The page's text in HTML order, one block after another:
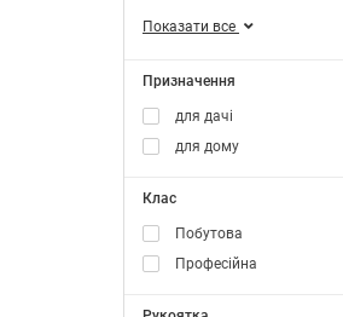
Показати все
Призначення
для дачі
для дому
Клас
Побутова
Професійна